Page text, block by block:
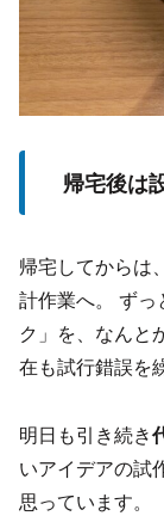
帰宅後は
帰宅してからは
計作業へ。 ず
ク」を、なんと
在も試行錯誤を
明日も引き続き
いアイデアの試
思っています。